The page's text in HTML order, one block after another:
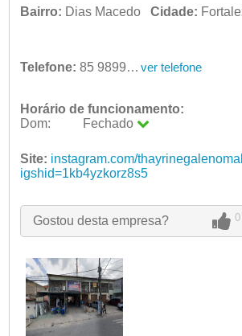
Bairro: Dias Macedo Cidade:
Telefone: 85 98993-7918 ver telefone
Horário de funcionamento:
Dom:
Fechado
Ter:
09:00 - 18:00
Qua:
09:00 - 18:00
Sex:
09:00 - 18:00
Sáb:
Fechado
Site: instagram.com/
igshid=1kb4yzkorz8s5
Gostou desta empresa? 0